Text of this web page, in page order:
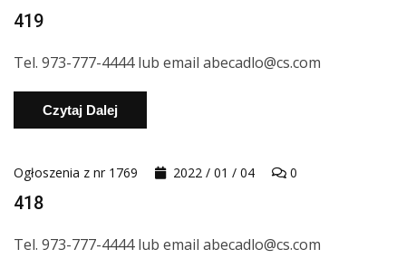
419
Tel. 973-777-4444 lub email abecadlo@cs.com
Czytaj Dalej
Ogłoszenia z nr 1769 2022 / 01 / 04 0
418
Tel. 973-777-4444 lub email abecadlo@cs.com